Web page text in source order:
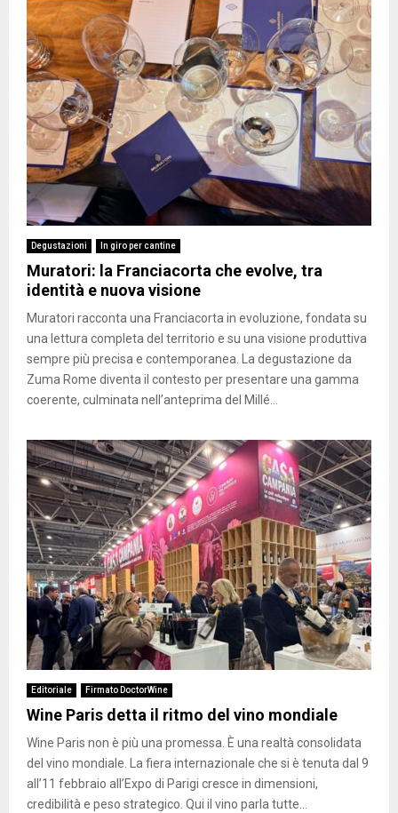
Degustazioni In giro per cantine
Muratori: la Franciacorta che evolve, tra
identità e nuova visione
Muratori racconta una Franciacorta in evoluzione, fondata su
una lettura completa del territorio e su una visione produttiva
sempre più precisa e contemporanea. La degustazione da
Zuma Rome diventa il contesto per presentare una gamma
coerente, culminata nell’anteprima del Millé...
Editoriale Firmato DoctorWine
Wine Paris detta il ritmo del vino mondiale
Wine Paris non è più una promessa. È una realtà consolidata
del vino mondiale. La fiera internazionale che si è tenuta dal 9
all’11 febbraio all’Expo di Parigi cresce in dimensioni,
credibilità e peso strategico. Qui il vino parla tutte...